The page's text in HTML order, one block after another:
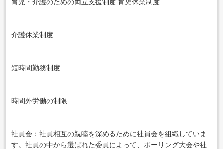
育児・介護のための両立支援制度 育児休業制度
介護休業制度
短時間勤務制度
時間外労働の制限
社員会：社員相互の親睦を深めるために社員会を組織していま
す。社員の中から選ばれた委員によって、ボーリング大会や社